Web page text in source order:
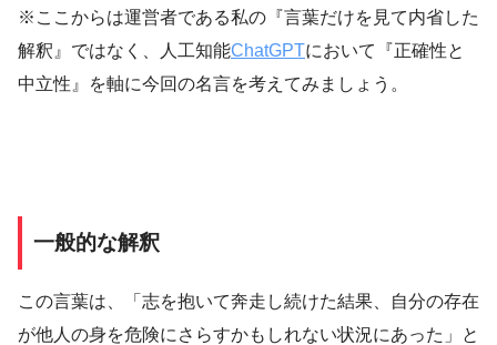
※ここからは運営者である私の『言葉だけを見て内省した
解釈』ではなく、人工知能ChatGPTにおいて『正確性と
中立性』を軸に今回の名言を考えてみましょう。
一般的な解釈
この言葉は、「志を抱いて奔走し続けた結果、自分の存在
が他人の身を危険にさらすかもしれない状況にあった」と